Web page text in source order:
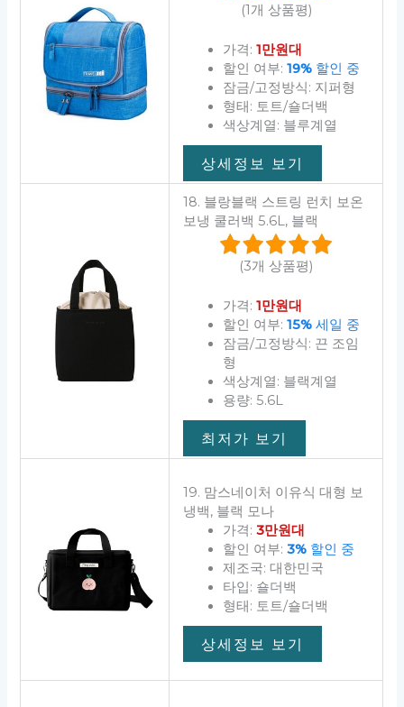
(1개 상품평)
가격: 1만원대
할인 여부: 19%할인 중
잠금/고정방식: 지퍼형
형태: 토트/숄더백
색상계열: 블루계열
상세정보 보기
18. 블랑블랙 스트링 런치 보온
보냉 쿨러백 5.6L, 블랙
(3개 상품평)
가격: 1만원대
할인 여부: 15%세일 중
잠금/고정방식: 끈 조임
형
색상계열: 블랙계열
용량: 5.6L
최저가 보기
19. 맘스네이처 이유식 대형 보
냉백, 블랙 모나
가격: 3만원대
할인 여부: 3%할인 중
제조국: 대한민국
타입: 숄더백
형태: 토트/숄더백
상세정보 보기